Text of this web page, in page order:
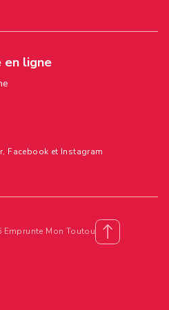
en ligne
Facebook et Instagram
Mon Toutou